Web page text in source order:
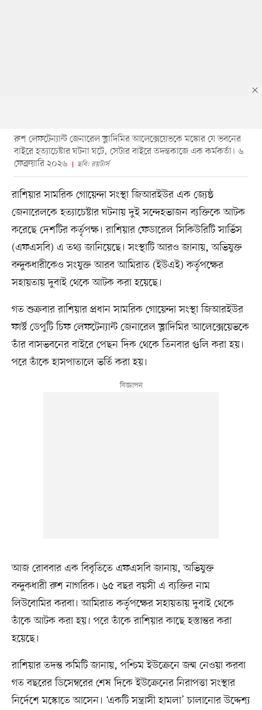
রুশ লেফটেন্যান্ট জেনারেল ভ্লাদিমির আলেক্সেয়েভকে মস্কোর যে ভবনের
বাইরে হত্যাচেষ্টার ঘটনা ঘটে, সেটার বাইরে তদন্তকাজে এক কর্মকর্তা। ৬
ফেব্রুয়ারি ২০২৬
ছবি: রয়টার্স
রাশিয়ার সামরিক গোয়েন্দা সংস্থা জিআরইউর এক জ্যেষ্ঠ
জেনারেলকে হত্যাচেষ্টার ঘটনায় দুই সন্দেহভাজন ব্যক্তিকে আটক
করেছে দেশটির কর্তৃপক্ষ। রাশিয়ার ফেডারেল সিকিউরিটি সার্ভিস
(এফএসবি) এ তথ্য জানিয়েছে। সংস্থাটি আরও জানায়, অভিযুক্ত
বন্দুকধারীকেও সংযুক্ত আরব আমিরাত (ইউএই) কর্তৃপক্ষের
সহায়তায় দুবাই থেকে আটক করা হয়েছে।
গত শুক্রবার রাশিয়ার প্রধান সামরিক গোয়েন্দা সংস্থা জিআরইউর
ফার্স্ট ডেপুটি চিফ লেফটেন্যান্ট জেনারেল ভ্লাদিমির আলেক্সেয়েভকে
তাঁর বাসভবনের বাইরে পেছন দিক থেকে তিনবার গুলি করা হয়।
পরে তাঁকে হাসপাতালে ভর্তি করা হয়।
আজ রোববার এক বিবৃতিতে এফএসবি জানায়, অভিযুক্ত
বন্দুকধারী রুশ নাগরিক। ৬৫ বছর বয়সী এ ব্যক্তির নাম
লিউবোমির করবা। আমিরাত কর্তৃপক্ষের সহায়তায় দুবাই থেকে
তাঁকে আটক করা হয়। পরে তাঁকে রাশিয়ার কাছে হস্তান্তর করা
হয়েছে।
রাশিয়ার তদন্ত কমিটি জানায়, পশ্চিম ইউক্রেনে জন্ম নেওয়া করবা
গত বছরের ডিসেম্বরের শেষ দিকে ইউক্রেনের নিরাপত্তা সংস্থার
নির্দেশে মস্কোতে আসেন। ‘একটি সন্ত্রাসী হামলা’ চালানোর উদ্দেশ্য